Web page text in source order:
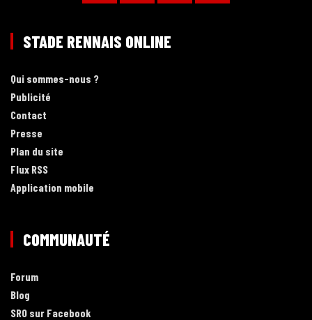
STADE RENNAIS ONLINE
Qui sommes-nous ?
Publicité
Contact
Presse
Plan du site
Flux RSS
Application mobile
COMMUNAUTÉ
Forum
Blog
SRO sur Facebook